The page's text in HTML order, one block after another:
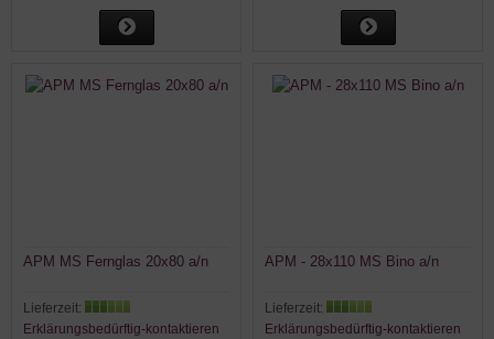
APM MS Fernglas 20x80 a/n
Lieferzeit:
Erklärungsbedürftig-kontaktieren
APM - 28x110 MS Bino a/n
Lieferzeit:
Erklärungsbedürftig-kontaktieren